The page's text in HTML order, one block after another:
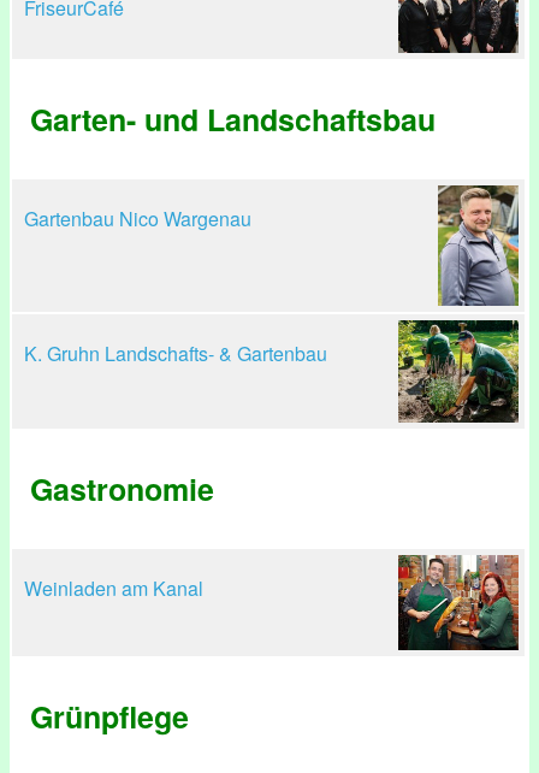
FriseurCafé
Garten- und Landschaftsbau
Gartenbau Nico Wargenau
K. Gruhn Landschafts- & Gartenbau
Gastronomie
Weinladen am Kanal
Grünpflege